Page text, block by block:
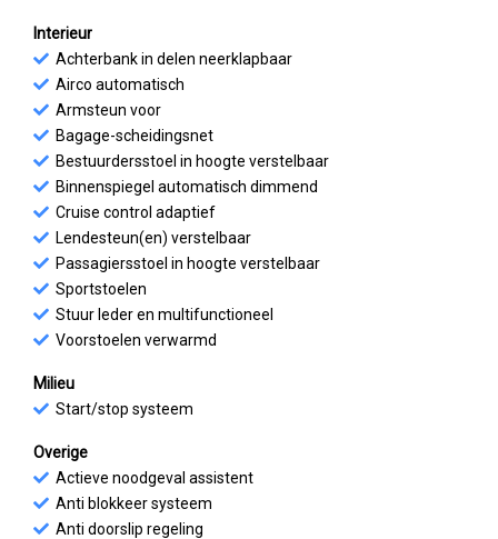
Interieur
Achterbank in delen neerklapbaar
Airco automatisch
Armsteun voor
Bagage-scheidingsnet
Bestuurdersstoel in hoogte verstelbaar
Binnenspiegel automatisch dimmend
Cruise control adaptief
Lendesteun(en) verstelbaar
Passagiersstoel in hoogte verstelbaar
Sportstoelen
Stuur leder en multifunctioneel
Voorstoelen verwarmd
Milieu
Start/stop systeem
Overige
Actieve noodgeval assistent
Anti blokkeer systeem
Anti doorslip regeling